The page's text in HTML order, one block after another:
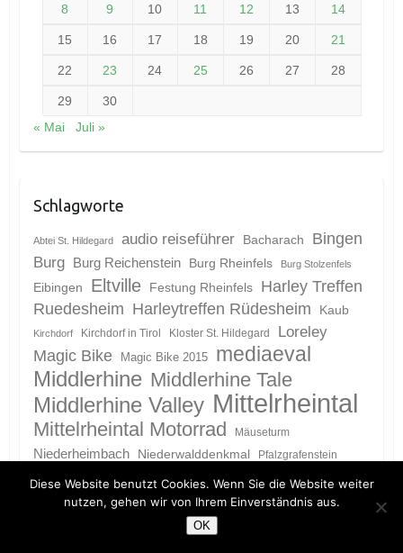
8 9 10 11 12 13 14
15 16 17 18 19 20 21
22 23 24 25 26 27 28
29
30
« Mai
Juli »
Schlagworte
Abtei St. Hildegard audio reiseführer Bacharach
Bingen
Burg
Burg Reichenstein Burg Rheinfels Burg Stolzenfels
Eibingen Eltville Festung Rheinfels
Harley Treffen
Ruedesheim Harleytreffen Rüdesheim Kaub
Kirchdorf Kirchdorf in Tirol Kloster St. Hildegard Loreley
Magic Bike Magic Bike 2015 mediaeval
Middlerhine Middlerhine Tale
Middlerhine Valley Mittelrheintal
Mittelrheintal Motorrad Mäuseturm
Niederheimbach Niederwalddenkmal Pfalzgrafenstein
Rhein Rheinfels rheingau
Rheintal
Rheintour Rhine rhinetour ruedesheim
Rüdesheim
Diese Website benutzt Cookies. Wenn Sie die Website weiter
nutzen, gehen wir von Ihrem Einverständnis aus.
OK